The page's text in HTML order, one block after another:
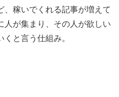
、稼いでくれる記事が増えて
人が集まり、その人が欲しい
と言う仕組み。